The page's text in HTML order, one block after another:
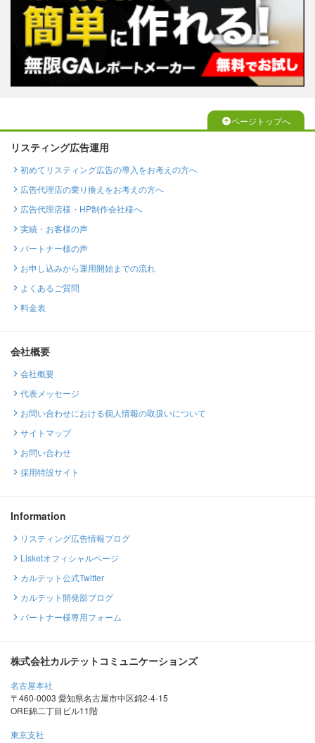
ページトップへ
リスティング広告運用
初めてリスティング広告の導入をお考えの方へ
広告代理店の乗り換えをお考えの方へ
広告代理店様・HP制作会社様へ
実績・お客様の声
パートナー様の声
お申し込みから運用開始までの流れ
よくあるご質問
料金表
会社概要
会社概要
代表メッセージ
お問い合わせにおける個人情報の取扱いについて
サイトマップ
お問い合わせ
採用特設サイト
Information
リスティング広告情報ブログ
Lisketオフィシャルページ
カルテット公式Twitter
カルテット開発部ブログ
パートナー様専用フォーム
株式会社カルテットコミュニケーションズ
名古屋本社
〒460-0003 愛知県名古屋市中区錦2-4-15
ORE錦二丁目ビル11階
東京支社